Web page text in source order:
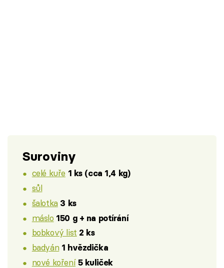
Suroviny
celé kuře 1 ks (cca 1,4 kg)
sůl
šalotka 3 ks
máslo 150 g + na potírání
bobkový list 2 ks
badyán 1 hvězdička
nové koření 5 kuliček